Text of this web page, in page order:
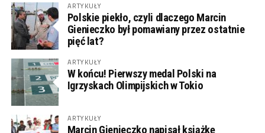
ARTYKUŁY
Polskie piekło, czyli dlaczego Marcin
Gienieczko był pomawiany przez ostatnie
pięć lat?
ARTYKUŁY
W końcu! Pierwszy medal Polski na
Igrzyskach Olimpijskich w Tokio
ARTYKUŁY
Marcin Gienieczko napisał książkę